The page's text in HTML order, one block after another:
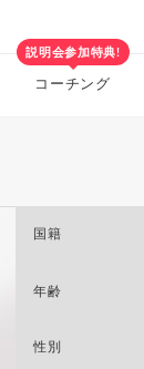
説明会参加特典!
コーチング
国籍
年齢
性別